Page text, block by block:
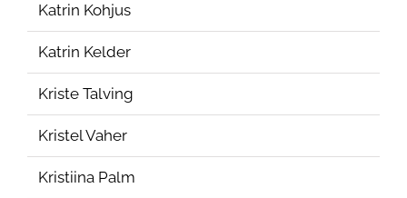
Katrin Kohjus
Katrin Kelder
Kriste Talving
Kristel Vaher
Kristiina Palm